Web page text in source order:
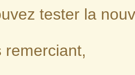
tester la
remerciant,